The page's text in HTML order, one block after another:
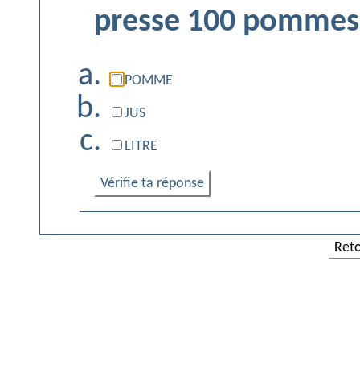
presse 100
POMME
JUS
LITRE
Vérifie ta réponse